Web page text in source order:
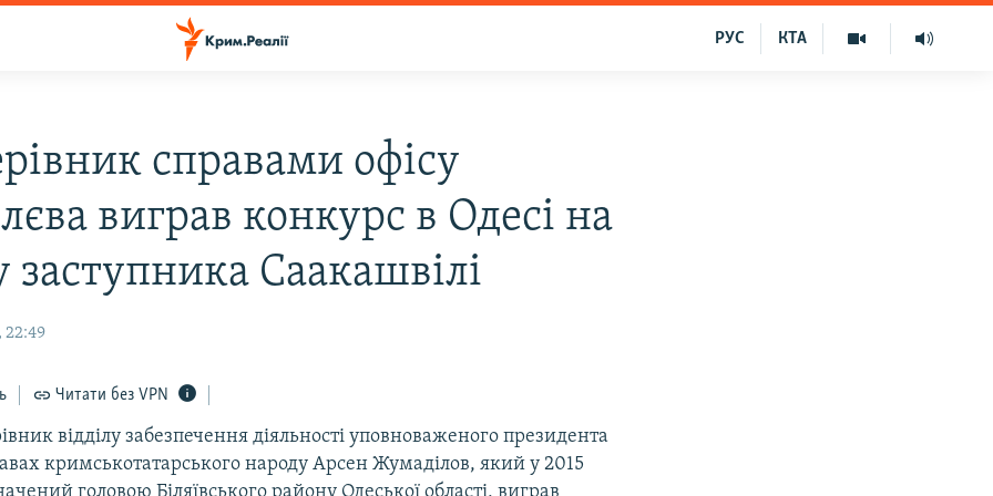
КТА
РУС
справами офісу
виграв конкурс в Одесі на
заступника Саакашвілі
22:49
Читати без VPN
відділу забезпечення діяльності уповноваженого президента
кримськотатарського народу Арсен Жумаділов, який у 2015